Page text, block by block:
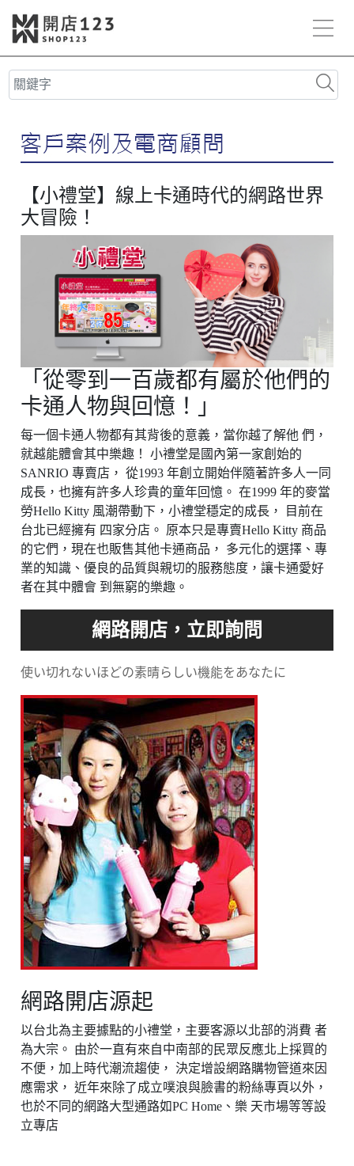
【小禮堂】線上卡通時代的網路世界
大冒險！
「從零到一百歲都有屬於他們的
卡通人物與回憶！」
每一個卡通人物都有其背後的意義，當你越了解他 們，
就越能體會其中樂趣！ 小禮堂是國內第一家創始的
SANRIO 專賣店， 從1993 年創立開始伴隨著許多人一同
成長，也擁有許多人珍貴的童年回憶。 在1999 年的麥當
勞Hello Kitty 風潮帶動下，小禮堂穩定的成長， 目前在
台北已經擁有 四家分店。 原本只是專賣Hello Kitty 商品
的它們，現在也販售其他卡通商品， 多元化的選擇、專
業的知識、優良的品質與親切的服務態度，讓卡通愛好
者在其中體會 到無窮的樂趣。
使い切れないほどの素晴らしい機能をあなたに
網路開店源起
以台北為主要據點的小禮堂，主要客源以北部的消費 者
為大宗。 由於一直有來自中南部的民眾反應北上採買的
不便，加上時代潮流趨使， 決定增設網路購物管道來因
應需求， 近年來除了成立噗浪與臉書的粉絲專頁以外，
也於不同的網路大型通路如PC Home、樂 天市場等等設
立專店